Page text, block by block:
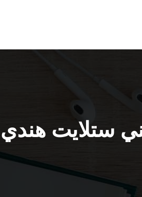
النزهة / 66445532 / فني ستلايت هندي